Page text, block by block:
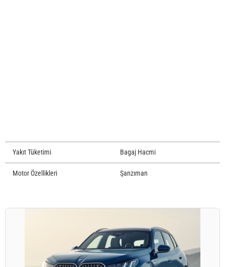
Yakıt Tüketimi Bagaj Hacmi
Motor Özellikleri Şanzıman